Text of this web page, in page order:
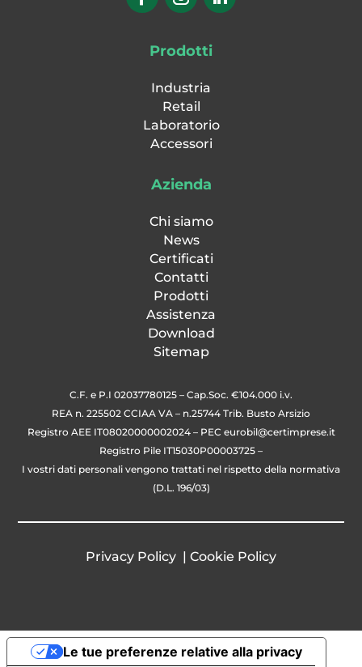
Prodotti
Industria
Retail
Laboratorio
Accessori
Azienda
Chi siamo
News
Certificati
Contatti
Prodotti
Assistenza
Download
Sitemap
C.F. e P.I 02037780125 – Cap.Soc. €104.000 i.v.
REA n. 225502 CCIAA VA – n.25744 Trib. Busto Arsizio
Registro AEE IT08020000002024 – PEC eurobil@certimprese.it
Registro Pile IT15030P00003725 –
I vostri dati personali vengono trattati nel rispetto della normativa
(D.L. 196/03)
Privacy Policy| Cookie Policy
Le tue preferenze relative alla privacy